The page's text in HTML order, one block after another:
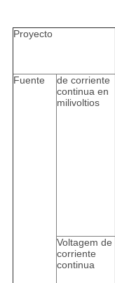
Proyecto
Fuente
de corriente
continua en
milivoltios
Voltagem de
corriente
continua